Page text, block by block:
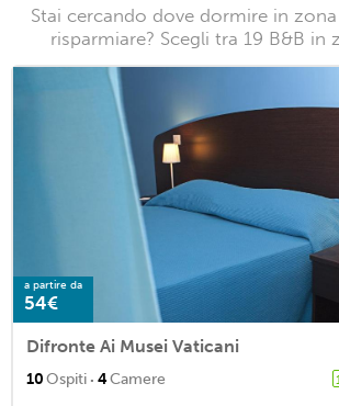
Stai cercando dove dormire in
risparmiare? Scegli tra 19 B&B in
a partire da
54€
Difronte Ai Musei Vaticani
10Ospiti · 4Camere